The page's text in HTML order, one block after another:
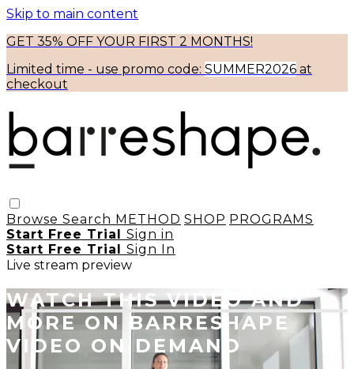
Skip to main content
GET 35% OFF YOUR FIRST 2 MONTHS!
Limited time - use promo code: SUMMER2026 at
checkout
Browse Search METHOD SHOP PROGRAMS
Start Free Trial Sign in
Start Free Trial Sign In
Live stream preview
WATCH THIS VIDEO AND
MORE ON BARRESHAPE
VIDEO ON DEMAND